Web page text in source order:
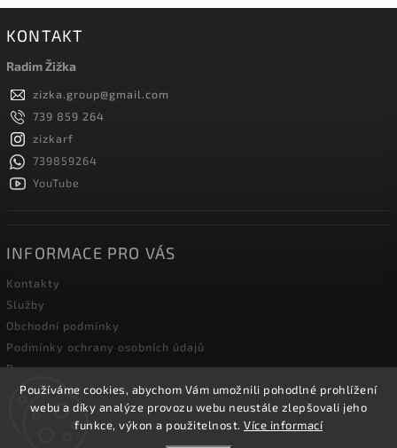
Používáme cookies, abychom Vám umožnili pohodlné prohlížení
webu a díky analýze provozu webu neustále zlepšovali jeho
funkce, výkon a použitelnost. Více informací
KONTAKT
Radim Žižka
zizka.group@gmail.com
739 859 264
zizkarf
739859264
YouTube
INFORMACE PRO VÁS
Kontakty
Služby
Obchodní podmínky
Podmínky ochrany osobních údajů
Doprava
Blog zahradní techniky
Žižka R&F s.r.o.. Všechna práva vyhrazena.